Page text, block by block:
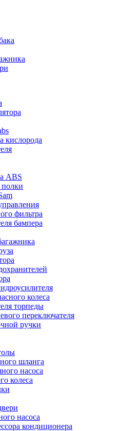
кислорода
ABS
фильтра
бампера
колеса
торпеды
переключателя
ручки
шланга
насоса
колеса
насоса
кондиционера